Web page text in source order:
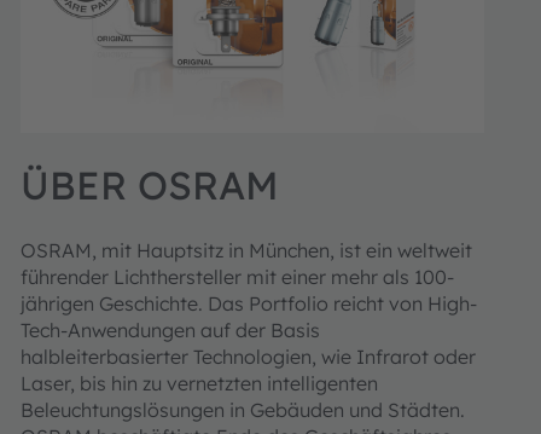
ÜBER OSRAM
OSRAM, mit Hauptsitz in München, ist ein weltweit
führender Lichthersteller mit einer mehr als 100-
jährigen Geschichte. Das Portfolio reicht von High-
Tech-Anwendungen auf der Basis
halbleiterbasierter Technologien, wie Infrarot oder
Laser, bis hin zu vernetzten intelligenten
Beleuchtungslösungen in Gebäuden und Städten.